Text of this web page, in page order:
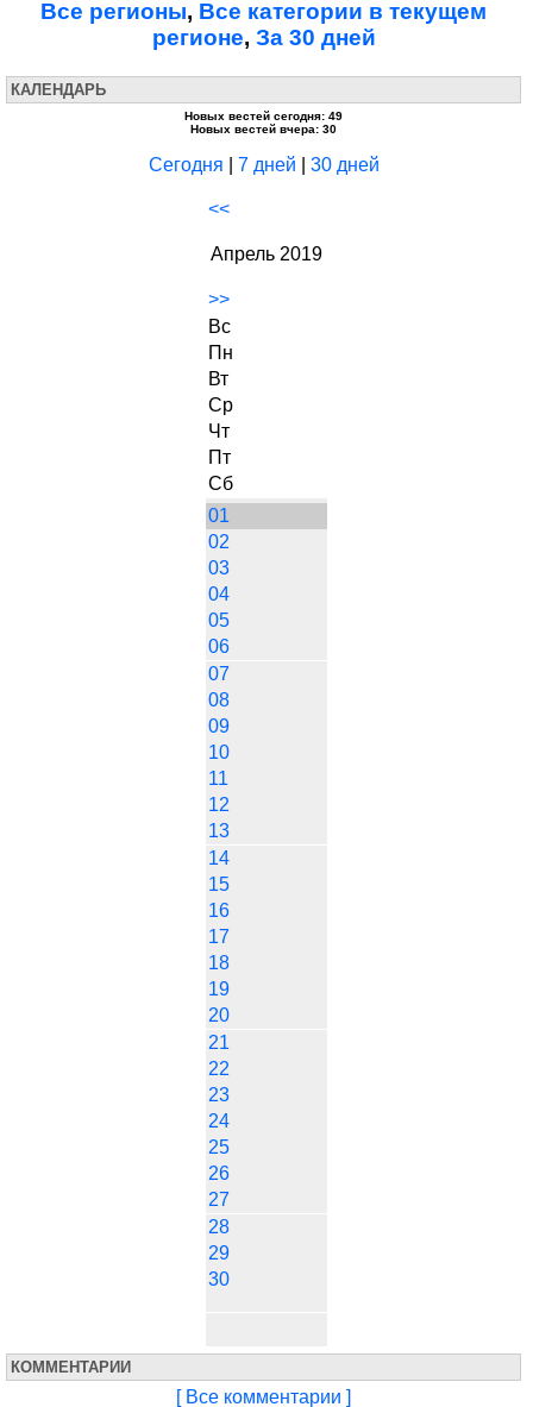
Все регионы, Все категории в текущем
регионе, За 30 дней
КАЛЕНДАРЬ
Новых вестей сегодня: 49
Новых вестей вчера: 30
Сегодня 7 дней 30 дней
<<
Апрель 2019
>>
Вс
Пн
Вт
Ср
Чт
Пт
Сб
01
02
03
04
05
06
07
08
09
10
11
12
13
14
15
16
17
18
19
20
21
22
23
24
25
26
27
28
29
30
КОММЕНТАРИИ
[ Все комментарии ]